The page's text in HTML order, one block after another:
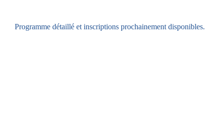
Programme détaillé et inscriptions prochainement disponibles.